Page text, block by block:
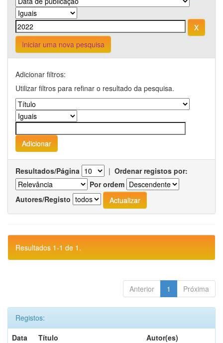
Iniciar uma nova pesquisa
Adicionar filtros:
Utilizar filtros para refinar o resultado da pesquisa.
Resultados/Página | Ordenar registos por:
Por ordem
Autores/Registo
Resultados 1-1 de 1.
Anterior 1 Próxima
Registos:
Data
Título
Autor(es)